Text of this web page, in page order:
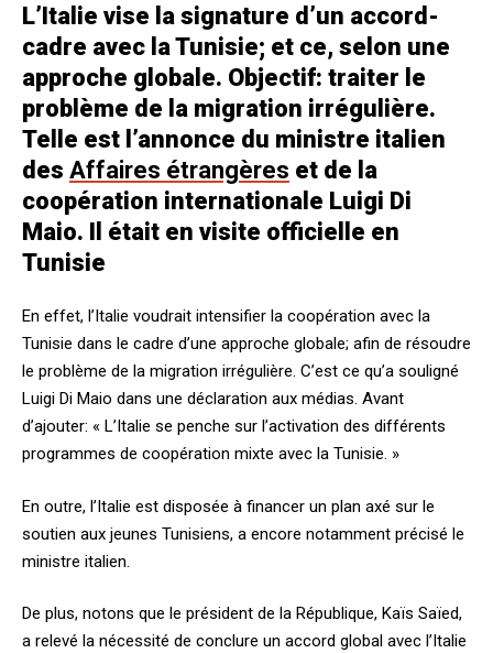
L’Italie vise la signature d’un accord-
cadre avec la Tunisie; et ce, selon une
approche globale. Objectif: traiter le
problème de la migration irrégulière.
Telle est l’annonce du ministre italien
des Affaires étrangères et de la
coopération internationale Luigi Di
Maio. Il était en visite officielle en
Tunisie
En effet, l’Italie voudrait intensifier la coopération avec la
Tunisie dans le cadre d’une approche globale; afin de résoudre
le problème de la migration irrégulière. C’est ce qu’a souligné
Luigi Di Maio dans une déclaration aux médias. Avant
d’ajouter: « L’Italie se penche sur l’activation des différents
programmes de coopération mixte avec la Tunisie. »
En outre, l’Italie est disposée à financer un plan axé sur le
soutien aux jeunes Tunisiens, a encore notamment précisé le
ministre italien.
De plus, notons que le président de la République, Kaïs Saïed,
a relevé la nécessité de conclure un accord global avec l’Italie